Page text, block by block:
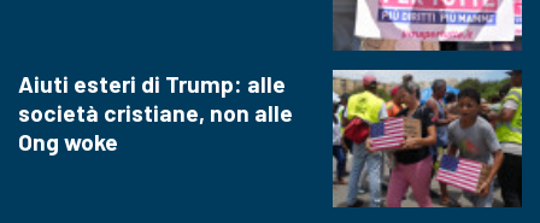
Aiuti esteri di Trump: alle
società cristiane, non alle
Ong woke